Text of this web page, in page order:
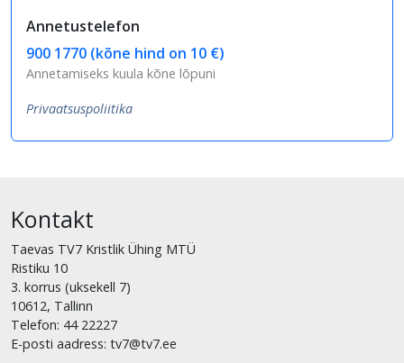
Annetustelefon
900 1770 (kõne hind on 10 €)
Annetamiseks kuula kõne lõpuni
Privaatsuspoliitika
Kontakt
Taevas TV7 Kristlik Ühing MTÜ
Ristiku 10
3. korrus (uksekell 7)
10612, Tallinn
Telefon: 44 22227
E-posti aadress: tv7@tv7.ee